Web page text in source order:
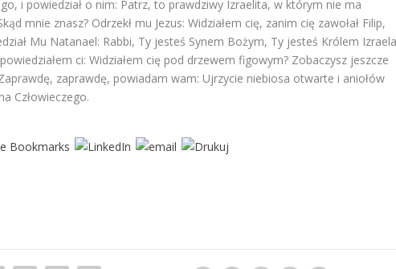
i powiedział o nim: Patrz, to prawdziwy Izraelita, w którym nie ma
mnie znasz? Odrzekł mu Jezus: Widziałem cię, zanim cię zawołał Filip,
Mu Natanael: Rabbi, Ty jesteś Synem Bożym, Ty jesteś Królem
ci: Widziałem cię pod drzewem figowym? Zobaczysz jeszcze
zaprawdę, powiadam wam: Ujrzycie niebiosa otwarte i aniołów
Człowieczego.